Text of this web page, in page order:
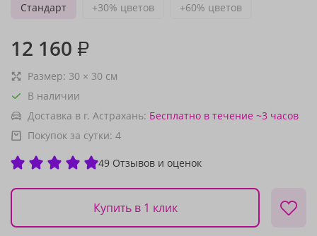
Стандарт
+30% цветов +60% цветов
12 160 ₽
Размер: 30 × 30 см
В наличии
Доставка в г. Астрахань: Бесплатно в течение ~3 часов
Покупок за сутки: 4
49 Отзывов и оценок
Купить в 1 клик